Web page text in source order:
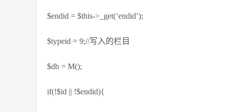
$endid = $this->_get(‘endid’);
$typeid = 9;//写入的栏目
$db = M();
if(!$id || !$endid){